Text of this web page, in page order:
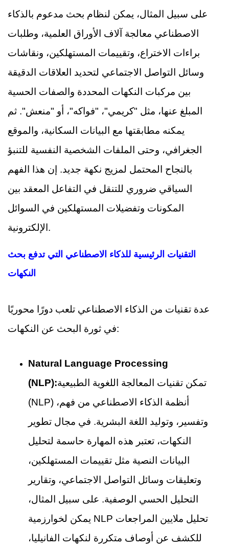
على سبيل المثال، يمكن لنظام بحث مدعوم بالذكاء
الاصطناعي معالجة آلاف الأوراق العلمية، وطلبات
براءات الاختراع، وتقييمات المستهلكين، ونقاشات
وسائل التواصل الاجتماعي لتحديد العلاقات الدقيقة
بين مركبات النكهات المحددة والصفات الحسية
المبلغ عنها، مثل "كريمي"، "فواكه"، أو "منعش". ثم
يمكنه مطابقتها مع البيانات السكانية، والموقع
الجغرافي، وحتى الملفات الشخصية النفسية للتنبؤ
بالنجاح المحتمل لمزيج نكهة جديد. إن هذا الفهم
السياقي ضروري للتنقل في التفاعل المعقد بين
المكونات وتفضيلات المستهلكين في السوائل
الإلكترونية.
التقنيات الرئيسية للذكاء الاصطناعي التي تدفع بحث
النكهات
عدة تقنيات من الذكاء الاصطناعي تلعب دورًا محوريًا
في ثورة البحث عن النكهات:
Natural Language Processing
(NLP):تمكن تقنيات المعالجة اللغوية الطبيعية
(NLP) أنظمة الذكاء الاصطناعي من فهم،
وتفسير، وتوليد اللغة البشرية. في مجال تطوير
النكهات، تعتبر هذه المهارة حاسمة لتحليل
البيانات النصية مثل تقييمات المستهلكين،
وتعليقات وسائل التواصل الاجتماعي، وتقارير
التحليل الحسي الوصفية. على سبيل المثال،
يمكن لخوارزمية NLP تحليل ملايين المراجعات
للكشف عن أوصاف متكررة لنكهات الفانيليا،